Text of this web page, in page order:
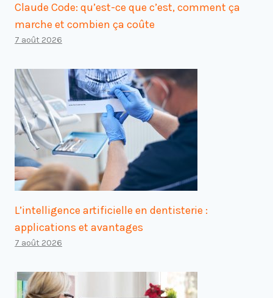
Claude Code: qu’est-ce que c’est, comment ça
marche et combien ça coûte
7 août 2026
L’intelligence artificielle en dentisterie :
applications et avantages
7 août 2026